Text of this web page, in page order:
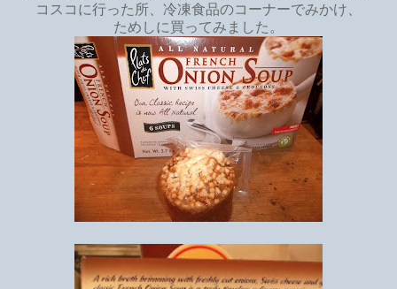
コスコに行った所、冷凍食品のコーナーでみかけ、
ためしに買ってみました。